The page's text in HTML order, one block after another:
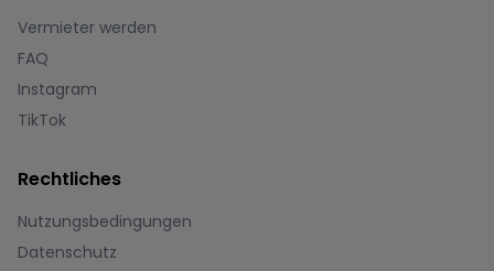
Vermieter werden
FAQ
Instagram
TikTok
Rechtliches
Nutzungsbedingungen
Datenschutz